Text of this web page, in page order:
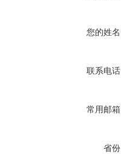
您的姓
联系电
常用邮
省